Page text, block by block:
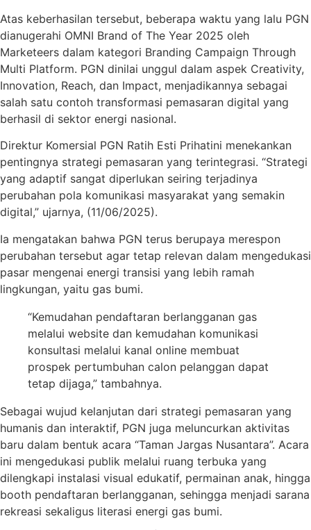
Atas keberhasilan tersebut, beberapa waktu yang lalu PGN
dianugerahi OMNI Brand of The Year 2025 oleh
Marketeers dalam kategori Branding Campaign Through
Multi Platform. PGN dinilai unggul dalam aspek Creativity,
Innovation, Reach, dan Impact, menjadikannya sebagai
salah satu contoh transformasi pemasaran digital yang
berhasil di sektor energi nasional.
Direktur Komersial PGN Ratih Esti Prihatini menekankan
pentingnya strategi pemasaran yang terintegrasi. “Strategi
yang adaptif sangat diperlukan seiring terjadinya
perubahan pola komunikasi masyarakat yang semakin
digital,” ujarnya, (11/06/2025).
Ia mengatakan bahwa PGN terus berupaya merespon
perubahan tersebut agar tetap relevan dalam mengedukasi
pasar mengenai energi transisi yang lebih ramah
lingkungan, yaitu gas bumi.
“Kemudahan pendaftaran berlangganan gas
melalui website dan kemudahan komunikasi
konsultasi melalui kanal online membuat
prospek pertumbuhan calon pelanggan dapat
tetap dijaga,” tambahnya.
Sebagai wujud kelanjutan dari strategi pemasaran yang
humanis dan interaktif, PGN juga meluncurkan aktivitas
baru dalam bentuk acara “Taman Jargas Nusantara”. Acara
ini mengedukasi publik melalui ruang terbuka yang
dilengkapi instalasi visual edukatif, permainan anak, hingga
booth pendaftaran berlangganan, sehingga menjadi sarana
rekreasi sekaligus literasi energi gas bumi.